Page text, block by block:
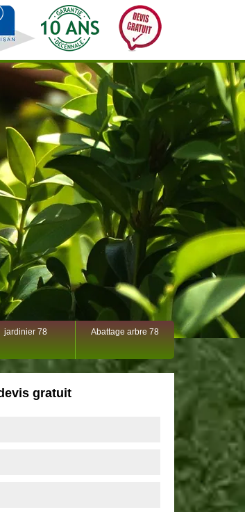
jardinier 78 Abattage arbre 78
gratuit